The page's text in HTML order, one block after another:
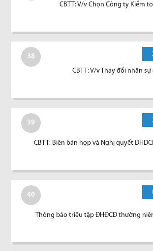
CBTT: V/v Chọn Công ty Kiểm
38
CBTT: V/v Thay đổi nhân
39
CBTT: Biên bản họp và Nghị quyết
40
Thông báo triệu tập ĐHĐCĐ thường